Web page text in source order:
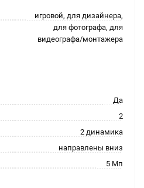
игровой, для дизайнера,
для фотографа, для
видеографа/монтажера
Да
2
2 динамика
направлены вниз
5 Мп